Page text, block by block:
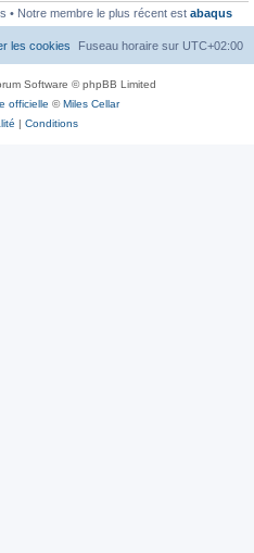
• Notre membre le plus récent est abaqus
Fuseau horaire sur UTC+02:00
les cookies
Software © phpBB Limited
officielle ©Miles Cellar
| Conditions